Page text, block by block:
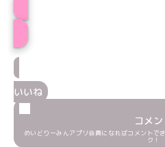
いいね
コメン
めいどりーみんアプリ会員になればコメントで
ク！